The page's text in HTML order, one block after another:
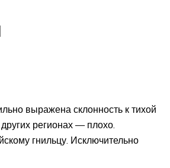
выражена склонность к тихой
регионах — плохо.
гнильцу. Исключительно